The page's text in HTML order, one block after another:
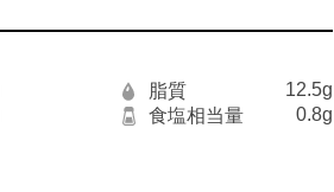
脂質
12.5g
食塩相当量 0.8g